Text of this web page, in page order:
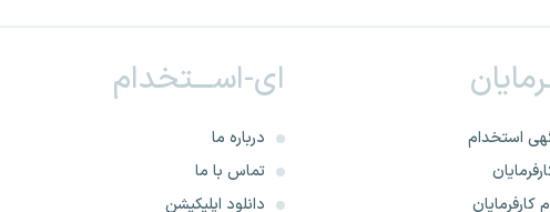
استخدام
کارفرمایان
ای-اســـتخدام
درباره ما
تماس با ما
دانلود اپلیکیشن